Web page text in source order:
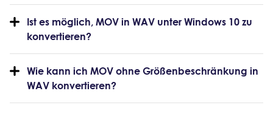
Ist es möglich, MOV in WAV unter Windows 10 zu
konvertieren?
Wie kann ich MOV ohne Größenbeschränkung in
WAV konvertieren?